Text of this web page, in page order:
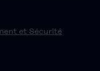
et Sécurité